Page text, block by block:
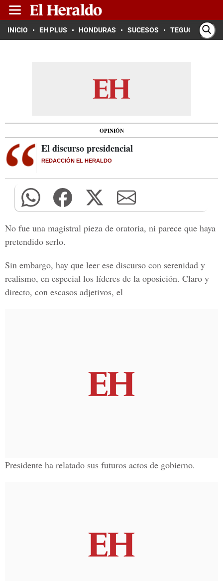
INICIO EH PLUS HONDURAS SUCESOS TEGUCIGALPA
OPINIÓN
El discurso presidencial
REDACCIÓN EL HERALDO
No fue una magistral pieza de oratoria, ni parece que haya
pretendido serlo.
Sin embargo, hay que leer ese discurso con serenidad y
realismo, en especial los líderes de la oposición. Claro y
directo, con escasos adjetivos, el
Presidente ha relatado sus futuros actos de gobierno.